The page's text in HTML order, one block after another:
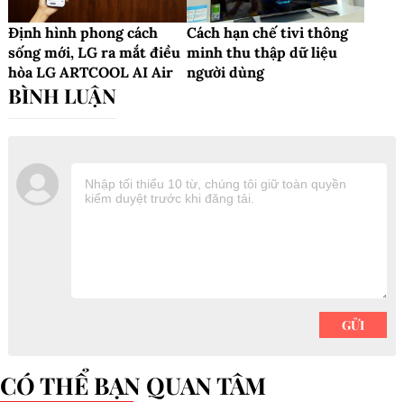
Định hình phong cách
sống mới, LG ra mắt điều
hòa LG ARTCOOL AI Air
Cách hạn chế tivi thông
minh thu thập dữ liệu
người dùng
CÓ THỂ BẠN QUAN TÂM